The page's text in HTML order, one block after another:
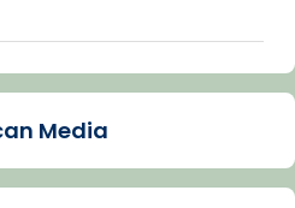
Barcelona
Fa gairebé
Lluís Companys, la
Media